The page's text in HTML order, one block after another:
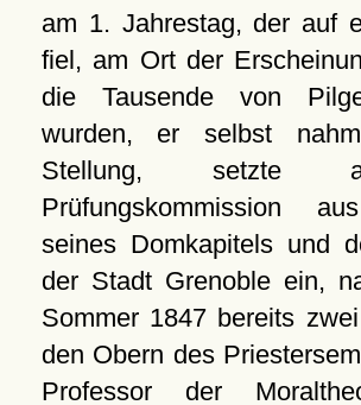
am 1. Jahrestag, der auf
fiel, am Ort der
die Tausende von
wurden, er selbst
Stellung, setzte
Prüfungskommission
seines Domkapitels und
der Stadt Grenoble ein,
Sommer 1847 bereits
den Obern des
Professor der